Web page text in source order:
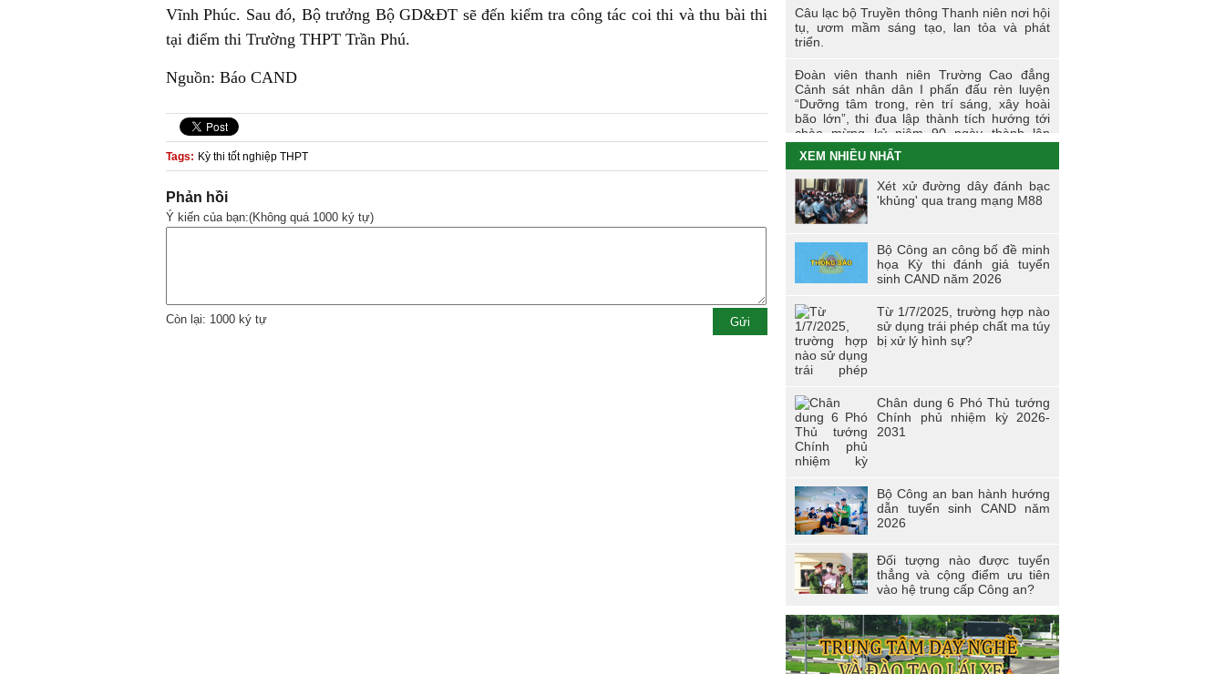
Vĩnh Phúc. Sau đó, Bộ trưởng Bộ GD&ĐT sẽ đến kiểm tra công tác coi thi và thu bài thi
tại điểm thi Trường THPT Trần Phú.
Nguồn: Báo CAND
Tags: Kỳ thi tốt nghiệp THPT
Phản hồi
Ý kiến của bạn:(Không quá 1000 ký tự)
Còn lại: 1000 ký tự
Hội thi tìm hiểu, sáng kiến về phòng, chống
tác hại của thuốc lá trong tuổi trẻ Trường
Cao đẳng Cảnh sát nhân dân I
Tuổi trẻ Trường Cao đẳng CSND I tích cực
triển khai đề án 06 của Chính phủ
Câu lạc bộ Truyền thông Thanh niên nơi hội
tụ, ươm mầm sáng tạo, lan tỏa và phát
triển.
Đoàn viên thanh niên Trường Cao đẳng
Cảnh sát nhân dân I phấn đấu rèn luyện
“Dưỡng tâm trong, rèn trí sáng, xây hoài
bão lớn”, thi đua lập thành tích hướng tới
chào mừng kỷ niệm 90 ngày thành lập
Đoàn TNCS Hồ Chí Minh (26/3/1931 -
26/3/2021)
Những dấu ấn của tuổi trẻ Trường Cao
đẳng Cảnh sát nhân dân I trong Tháng
Thanh niên 2021
Chiến dịch tình nguyện mùa đông năm
2020 và Xuân biên cương năm 2021 trong
tuổi trẻ Trường Cao đẳng Cảnh sát nhân
Đoàn viên công đoàn trường Cao đẳng
CSND I đạt giải nhất toàn đoàn tại Hội thi
“Đoàn viên Công đoàn Tổng cục Chính trị
CAND học tập và làm theo tư tưởng, đạo
phía Bắc
Hội thi “Người chiến sĩ Cảnh sát thanh lịch,
tài năng” lần thứ 2 năm 2017.
XEM NHIỀU NHẤT
Xét xử đường dây đánh bạc
'khủng' qua trang mạng M88
Bộ Công an công bố đề minh
họa Kỳ thi đánh giá tuyển
sinh CAND năm 2026
Từ 1/7/2025, trường hợp nào
sử dụng trái phép chất ma túy
bị xử lý hình sự?
Chân dung 6 Phó Thủ tướng
Chính phủ nhiệm kỳ 2026-
2031
Bộ Công an ban hành hướng
dẫn tuyển sinh CAND năm
2026
Đối tượng nào được tuyển
thẳng và cộng điểm ưu tiên
vào hệ trung cấp Công an?